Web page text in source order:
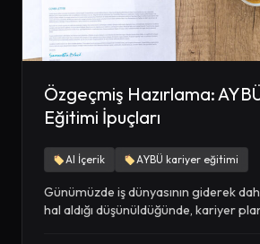
Özgeçmiş Hazırlama:
Eğitimi İpuçları
AI İçerik AYBÜ kariyer eğitimi
Günümüzde iş dünyasının giderek
hal aldığı düşünüldüğünde, kariyer